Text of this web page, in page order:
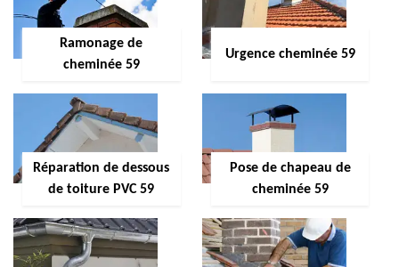
Ramonage de
cheminée 59
Urgence cheminée 59
Réparation de dessous
de toiture PVC 59
Pose de chapeau de
cheminée 59